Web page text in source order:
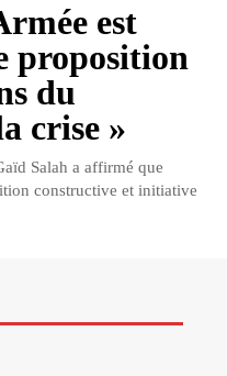
est
proposition
du
crise »
Salah a affirmé que
constructive et initiative